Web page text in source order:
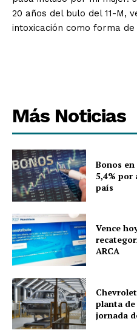
20 años del bulo del 11-M,
intoxicación como forma de
Más Noticias
Bonos
5,4% por
país
Vence
ARCA
planta de
jornada